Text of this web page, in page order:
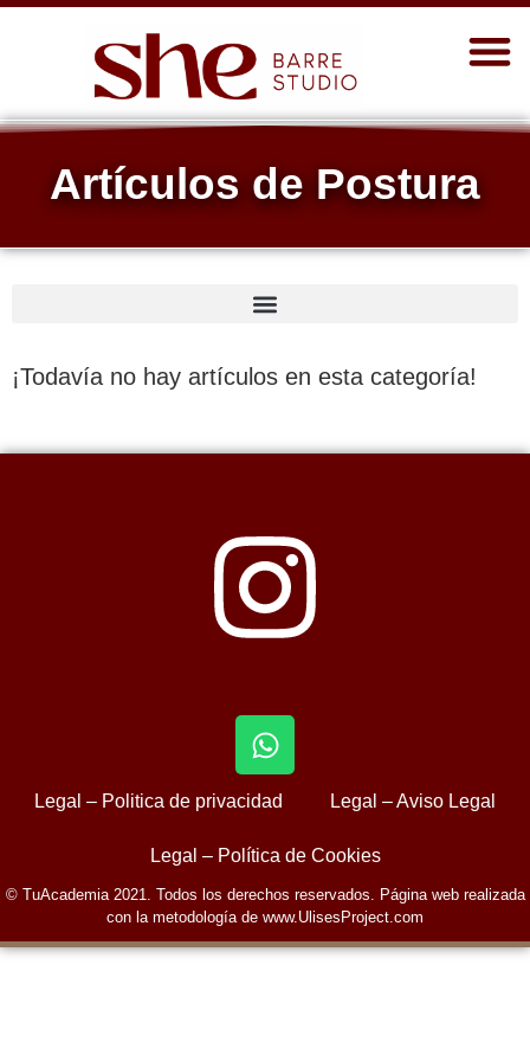
Artículos de Postura
¡Todavía no hay artículos en esta categoría!
Legal – Politica de privacidad Legal – Aviso Legal
Legal – Política de Cookies
© TuAcademia 2021. Todos los derechos reservados. Página web realizada
con la metodología de www.UlisesProject.com